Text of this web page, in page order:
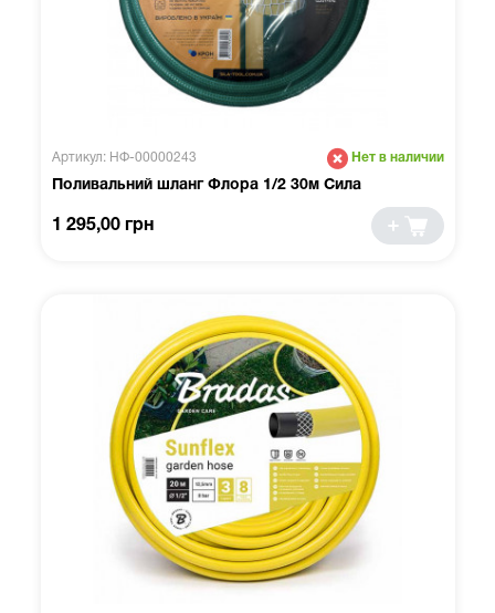
Артикул: НФ-00000243 Нет в наличии
Поливальний шланг Флора 1/2 30м Сила
1 295,00 грн